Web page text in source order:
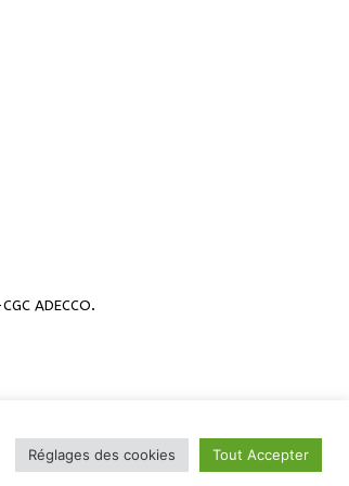
ADECCO.
Réglages des cookies Tout Accepter